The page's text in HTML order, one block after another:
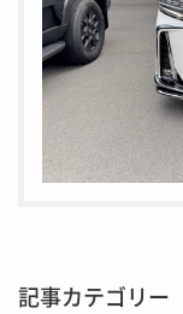
記事カテゴリー